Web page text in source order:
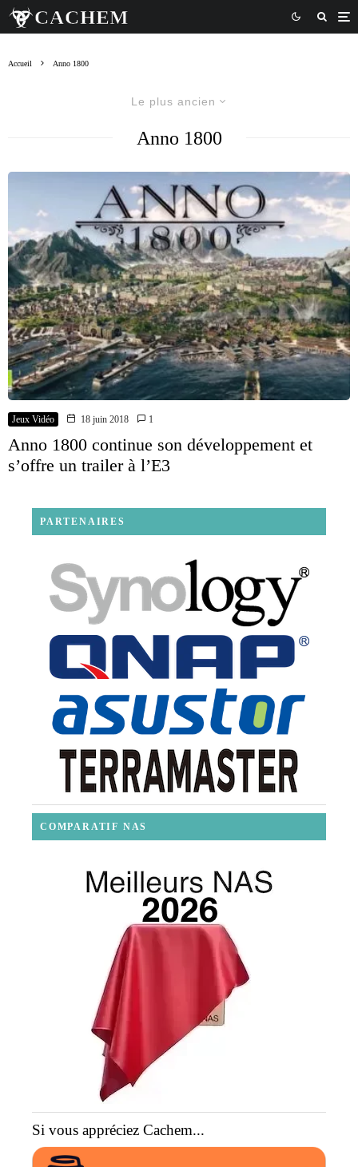
Accueil Anno 1800
Le plus ancien
Anno 1800
Jeux Vidéo 18 juin 2018 1
Anno 1800 continue son développement et
s’offre un trailer à l’E3
PARTENAIRES
COMPARATIF NAS
Si vous appréciez Cachem...